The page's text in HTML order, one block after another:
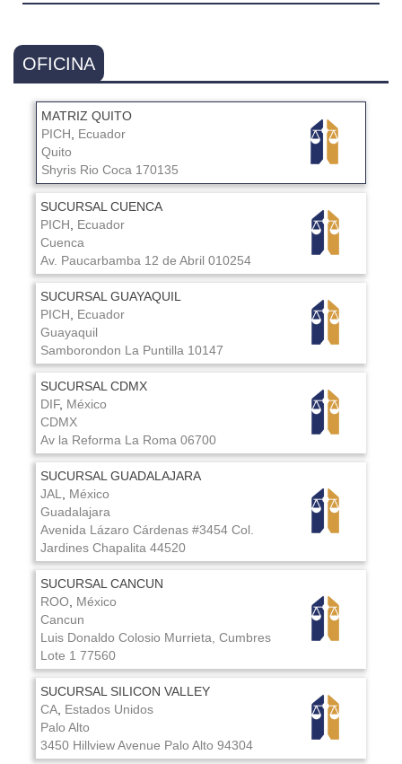
OFICINA
MATRIZ QUITO
PICH
Ecuador
Quito
Shyris Rio Coca 170135
SUCURSAL CUENCA
PICH
Ecuador
Cuenca
Av. Paucarbamba 12 de Abril 010254
SUCURSAL GUAYAQUIL
PICH
Ecuador
Guayaquil
Samborondon La Puntilla 10147
SUCURSAL CDMX
DIF, México
CDMX
Av la Reforma La Roma 06700
SUCURSAL GUADALAJARA
JAL
México
Guadalajara
Avenida Lázaro Cárdenas #3454 Col.
Jardines Chapalita 44520
SUCURSAL CANCUN
ROO
México
Cancun
Luis Donaldo Colosio Murrieta, Cumbres
Lote 1 77560
SUCURSAL SILICON VALLEY
CA Estados Unidos
Palo Alto
3450 Hillview Avenue Palo Alto 94304